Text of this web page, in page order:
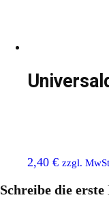
2,40 € zzgl.
Schreibe die